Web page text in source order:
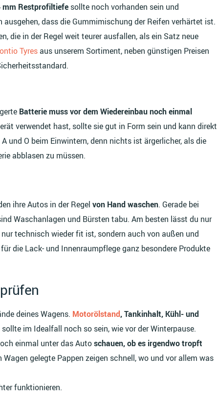
mm Restprofiltiefe sollte noch vorhanden sein und
ausgehen, dass die Gummimischung der Reifen verhärtet ist.
die in der Regel weit teurer ausfallen, als ein Satz neue
Tyresaus unserem Sortiment, neben günstigen Preisen
Batterie muss vor dem Wiedereinbau noch einmal
verwendet hast, sollte sie gut in Form sein und kann direkt
und O beim Einwintern, denn nichts ist ärgerlicher, als die
abblasen zu müssen.
ihre Autos in der Regel von Hand waschen. Gerade bei
Waschanlagen und Bürsten tabu. Am besten lässt du nur
technisch wieder fit ist, sondern auch von außen und
die Lack- und Innenraumpflege ganz besondere Produkte
deines Wagens. Motorölstand, Tankinhalt, Kühl- und
sollte im Idealfall noch so sein, wie vor der Winterpause.
einmal unter das Autoschauen, ob es irgendwo tropft
Wagen gelegte Pappen zeigen schnell, wo und vor allem was
funktionieren.